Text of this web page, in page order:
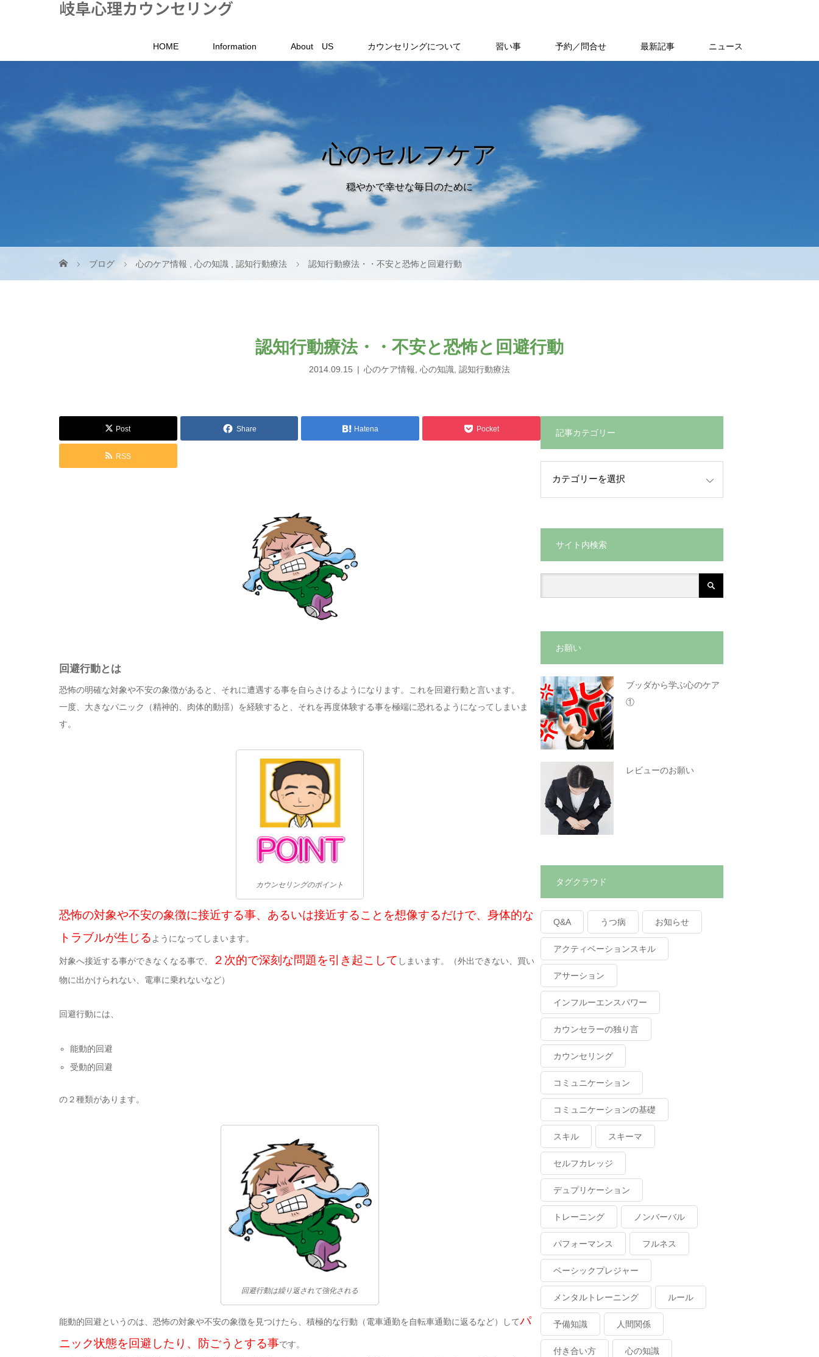
岐阜心理カウンセリング
HOME Information About US カウンセリングについて 習い事 予約／問合せ 最新記事 ニュース
心のセルフケア
穏やかで幸せな毎日のために
ブログ 心のケア情報 心の知識 認知行動療法 認知行動療法・・不安と恐怖と回避行動
認知行動療法・・不安と恐怖と回避行動
2014.09.15 心のケア情報 心の知識 認知行動療法
Post Share Hatena Pocket
RSS
回避行動とは
恐怖の明確な対象や不安の象徴があると、それに遭遇する事を自らさけるようになります。これを回避行動と言います。
一度、大きなパニック（精神的、肉体的動揺）を経験すると、それを再度体験する事を極端に恐れるようになってしまいま
す。
カウンセリングのポイント
恐怖の対象や不安の象徴に接近する事、あるいは接近することを想像するだけで、身体的な
トラブルが生じる ようになってしまいます。
対象へ接近する事ができなくなる事で、 ２次的で深刻な問題を引き起こして しまいます。（外出できない、買い
物に出かけられない、電車に乗れないなど）
回避行動には、
能動的回避
受動的回避
の２種類があります。
回避行動は繰り返されて強化される
能動的回避というのは、恐怖の対象や不安の象徴を見つけたら、積極的な行動（電車通勤を自転車通勤に返るなど）してパ
ニック状態を回避したり、防ごうとする事です。
記事カテゴリー
サイト内検索
お願い
ブッダから学ぶ心のケア
①
レビューのお願い
タグクラウド
Q&A うつ病 お知らせ
アクティベーションスキル
アサーション
インフルーエンスパワー
カウンセラーの独り言
カウンセリング
コミュニケーション
コミュニケーションの基礎
スキル スキーマ
セルフカレッジ
デュプリケーション
トレーニング ノンバーバル
パフォーマンス フルネス
ベーシックプレジャー
メンタルトレーニング ルール
予備知識 人間関係
付き合い方 心の知識